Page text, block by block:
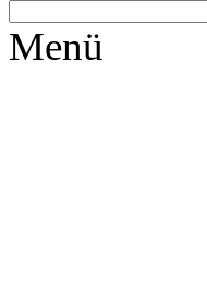
Menü